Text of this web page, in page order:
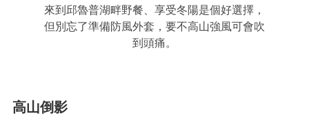
來到邱魯普湖畔野餐、享受冬陽是個好選擇，
但別忘了準備防風外套，要不高山強風可會吹
到頭痛。
高山倒影